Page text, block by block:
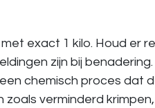
exact 1 kilo. Houd er
zijn bij benadering.
chemisch proces dat
verminderd